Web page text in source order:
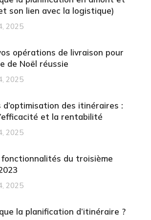
son lien avec la logistique)
2025
opérations de livraison pour
de Noël réussie
2025
des itinéraires :
et la rentabilité
2025
fonctionnalités du troisième
2025
la planification d’itinéraire ?